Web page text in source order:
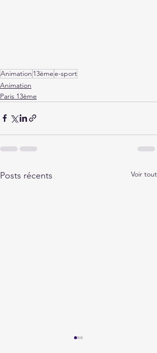
Animation 13èmee-sport
Animation
Paris 13ème
Posts récents Voir tout